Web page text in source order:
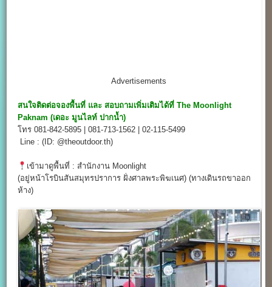
Advertisements
สนใจติดต่อจองพื้นที่ และ สอบถามเพิ่มเติมได้ที่ The Moonlight
Paknam (เดอะ มูนไลท์ ปากน้ำ)
โทร 081-842-5895 | 081-713-1562 | 02-115-5499
Line : (ID: @theoutdoor.th)
เข้ามาดูพื้นที่ : สำนักงาน Moonlight
(อยู่หน้าโรบินสันสมุทรปราการ ฝั่งศาลพระพิฆเนศ) (ทางเดินรถขาออก
ห้าง)